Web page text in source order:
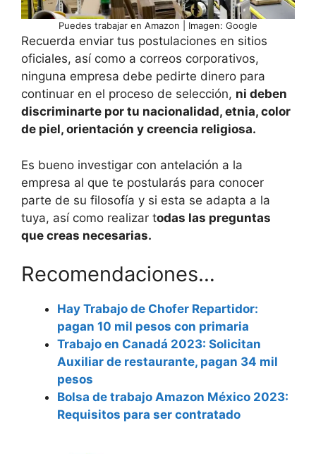
Puedes trabajar en Amazon | Imagen: Google
Recuerda enviar tus postulaciones en sitios
oficiales, así como a correos corporativos,
ninguna empresa debe pedirte dinero para
continuar en el proceso de selección, ni deben
discriminarte por tu nacionalidad, etnia, color
de piel, orientación y creencia religiosa.
Es bueno investigar con antelación a la
empresa al que te postularás para conocer
parte de su filosofía y si esta se adapta a la
tuya, así como realizar todas las preguntas
que creas necesarias.
Recomendaciones…
Hay Trabajo de Chofer Repartidor:
pagan 10 mil pesos con primaria
Trabajo en Canadá 2023: Solicitan
Auxiliar de restaurante, pagan 34 mil
pesos
Bolsa de trabajo Amazon México 2023:
Requisitos para ser contratado